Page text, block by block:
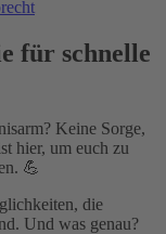
für schnelle
Keine Sorge,
hier, um euch zu
💪
die
Und was genau?